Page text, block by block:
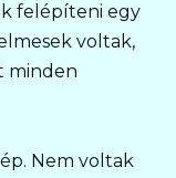
felépíteni egy
voltak,
minden
Nem voltak